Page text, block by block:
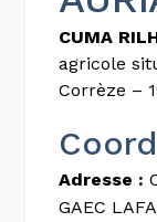
CUMA
agricole
Corrèze –
Adresse :
GAEC